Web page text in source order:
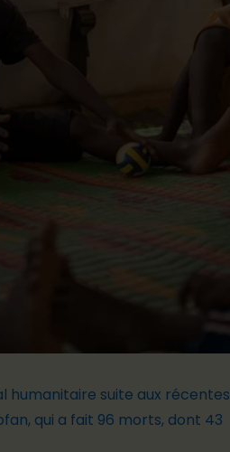
humanitaire suite aux récentes
qui a fait 96 morts, dont 43